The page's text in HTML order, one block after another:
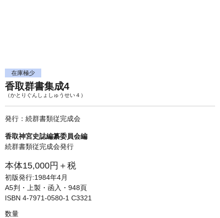
単行本◆日本語史
Ｗｅｂ版
美本なし
古書目録
在庫極少
香取群書集成4
（かとりぐんしょしゅうせい４）
発行：続群書類従完成会
香取神宮史誌編纂委員会編
続群書類従完成会発行
本体15,000円＋税
初版発行:1984年4月
A5判・上製・函入・948頁
ISBN 4-7971-0580-1 C3321
数量